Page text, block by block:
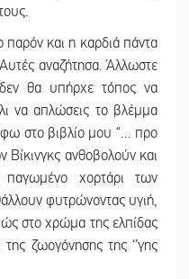
παρόν και η καρδιά πάντα
αναζήτησα. Άλλωστε
θα υπήρχε τόπος να
να απλώσεις το βλέμμα
στο βιβλίο μου “… προ
ανθοβολούν και
παγωμένο χορτάρι των
φυτρώνοντας υγιή,
στο χρώμα της ελπίδας
ζωογόνησης της ‘’γης